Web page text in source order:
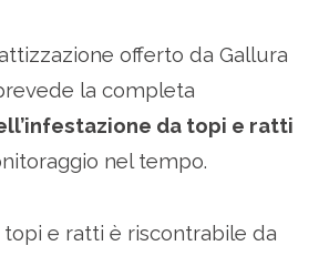
offerto da Gallura
la completa
da topi e ratti
nel tempo.
topi e ratti è riscontrabile da